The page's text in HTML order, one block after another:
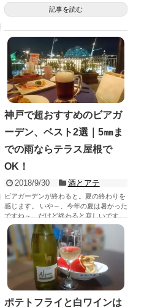
円かかるけど、自分で開けると...
記事を読む
神戸で超おすすめのビアガ
ーデン、ベスト2選｜5㎜ま
での雨ならテラス屋根で
OK！
2018/9/30 酒とアテ
ビアガーデンが終わると。夏の終わりを
感じます。 いや～、今年の夏は暑かった
ですね～。だけど終わると寂しいです。
若いときは８月末にプール...
記事を読む
ポテトフライと白ワインは